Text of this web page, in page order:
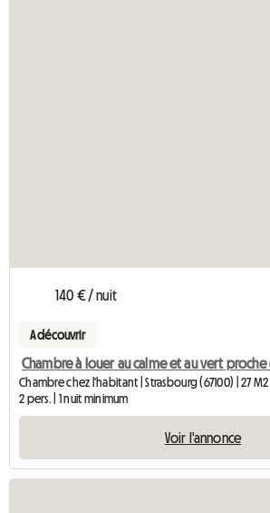
140 € / nuit
A découvrir
Chambre à louer au calme et au vert proche
Chambre chez l'habitant | Strasbourg (67100) | 27 M2
2 pers. | 1 nuit minimum